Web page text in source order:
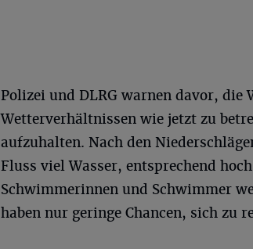
Polizei und DLRG warnen davor, die
Wetterverhältnissen wie jetzt zu
aufzuhalten. Nach den
Fluss viel Wasser, entsprechend
Schwimmerinnen und Schwimmer
haben nur geringe Chancen, sich zu